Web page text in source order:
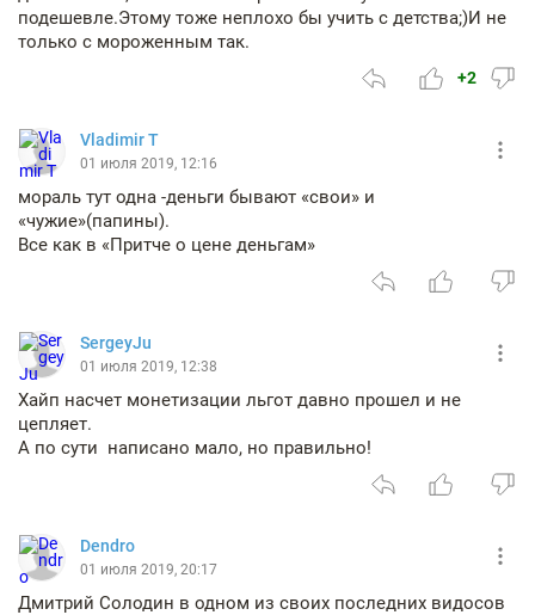
подешевле.Этому тоже неплохо бы учить с детства;)И не
только с мороженным так.
+2
Vladimir T
01 июля 2019, 12:16
мораль тут одна -деньги бывают «свои» и
«чужие»(папины).
Все как в «Притче о цене деньгам»
SergeyJu
01 июля 2019, 12:38
Хайп насчет монетизации льгот давно прошел и не
цепляет.
А по сути написано мало, но правильно!
Dendro
01 июля 2019, 20:17
Дмитрий Солодин в одном из своих последних видосов